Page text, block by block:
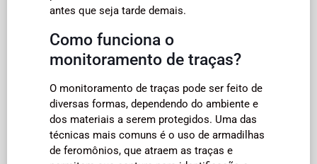
antes que seja tarde demais.
Como funciona o
monitoramento de traças?
O monitoramento de traças pode ser feito de
diversas formas, dependendo do ambiente e
dos materiais a serem protegidos. Uma das
técnicas mais comuns é o uso de armadilhas
de feromônios, que atraem as traças e